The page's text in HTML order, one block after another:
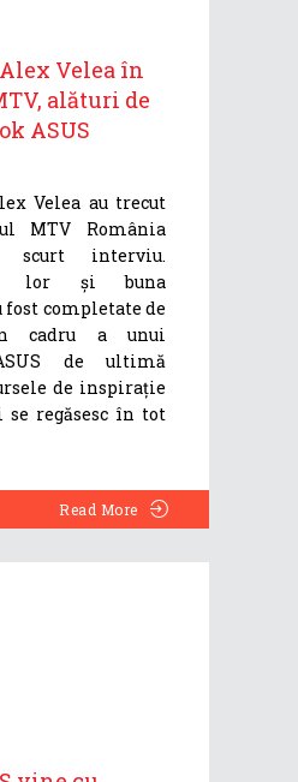
Velea în
alături de
ASUS
Velea au trecut
MTV România
scurt interviu.
lor și buna
completate de
cadru a unui
de ultimă
de inspirație
se regăsesc în tot
Read More